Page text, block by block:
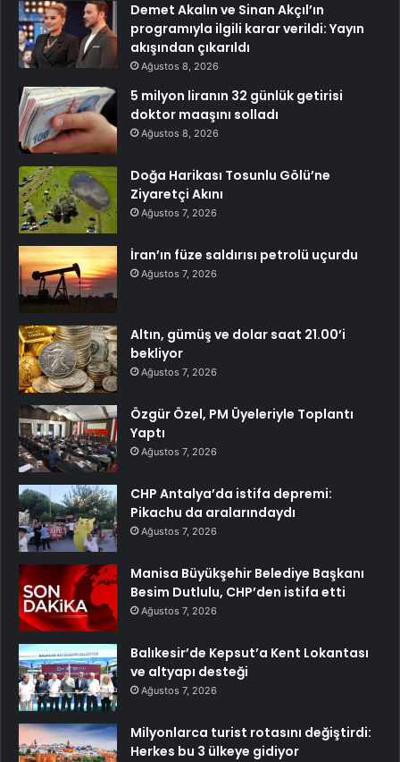
Demet Akalın ve Sinan Akçıl’ın
programıyla ilgili karar verildi: Yayın
akışından çıkarıldı
Ağustos 8, 2026
5 milyon liranın 32 günlük getirisi
doktor maaşını solladı
Ağustos 8, 2026
Doğa Harikası Tosunlu Gölü’ne
Ziyaretçi Akını
Ağustos 7, 2026
İran’ın füze saldırısı petrolü uçurdu
Ağustos 7, 2026
Altın, gümüş ve dolar saat 21.00’i
bekliyor
Ağustos 7, 2026
Özgür Özel, PM Üyeleriyle Toplantı
Yaptı
Ağustos 7, 2026
CHP Antalya’da istifa depremi:
Pikachu da aralarındaydı
Ağustos 7, 2026
Manisa Büyükşehir Belediye Başkanı
Besim Dutlulu, CHP’den istifa etti
Ağustos 7, 2026
Balıkesir’de Kepsut’a Kent Lokantası
ve altyapı desteği
Ağustos 7, 2026
Milyonlarca turist rotasını değiştirdi:
Herkes bu 3 ülkeye gidiyor